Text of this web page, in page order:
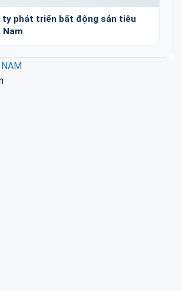
ty phát triển bất động sản tiêu